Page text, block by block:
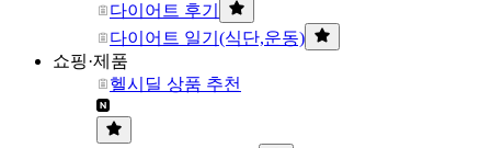
다이어트 후기
다이어트 일기(식단,운동)
쇼핑·제품
헬시딜 상품 추천